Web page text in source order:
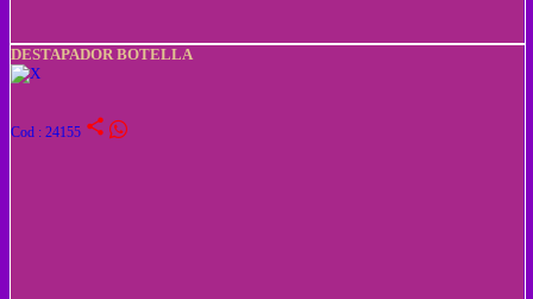
DESTAPADOR BOTELLA
Cod : 24155 share